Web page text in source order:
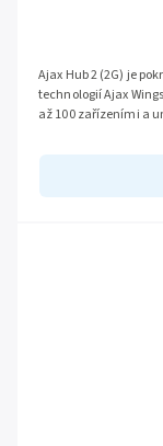
Ajax Hub 2 (2G) je
technologií Ajax
až 100 zařízeními a